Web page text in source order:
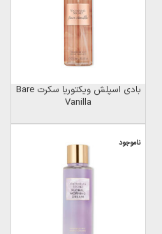
بادی اسپلش ویکتوریا سکرت Bare
Vanilla
ناموجود